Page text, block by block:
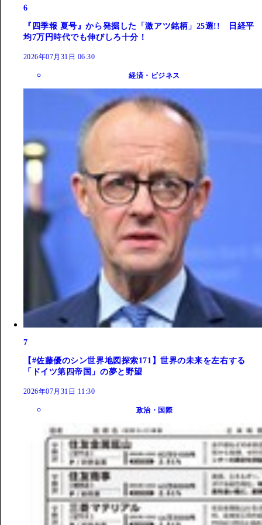
6
『四季報 夏号』から発掘した「激アツ銘柄」25選!! 日経平
均7万円時代でも伸びしろ十分！
2026年07月31日 06:30
経済・ビジネス
7
【#佐藤優のシン世界地図探索171】世界の未来を左右する
「ドイツ第四帝国」の夢と野望
2026年07月31日 11:30
政治・国際